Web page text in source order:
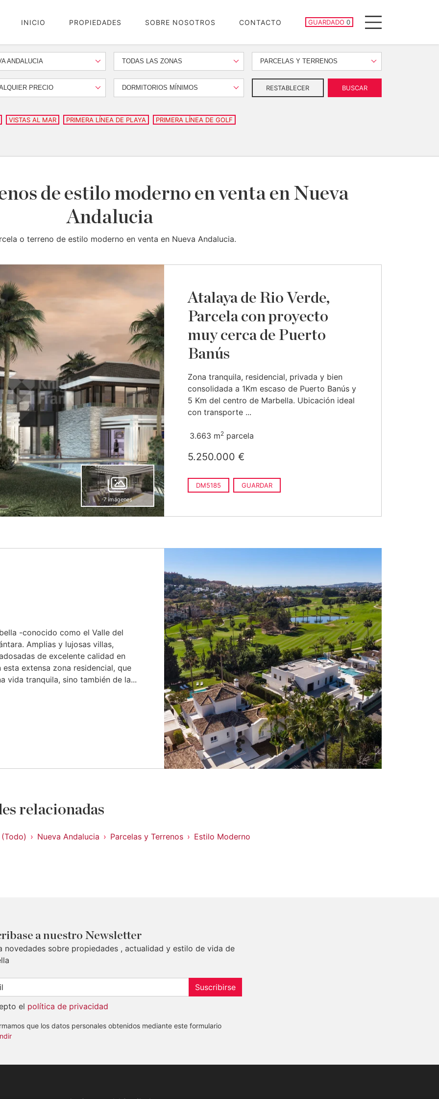
INICIO PROPIEDADES SOBRE NOSOTROS CONTACTO GUARDADO 0
PROPIEDADES GUARDADAS
Menu
ANDALUCIA TODAS LAS ZONAS PARCELAS Y TERRENOS
PRECIO DORMITORIOS MÍNIMOS RESTABLECER BUSCAR
VISTAS AL MAR PRIMERA LÍNEA DE PLAYA PRIMERA LÍNEA DE GOLF
de estilo moderno en venta en Nueva
Andalucia
o terreno de estilo moderno en venta en Nueva Andalucia.
7 imágenes
Atalaya de Rio Verde,
Parcela con proyecto
muy cerca de Puerto
Banús
Zona tranquila, residencial, privada y bien
consolidada a 1Km escaso de Puerto Banús y
5 Km del centro de Marbella. Ubicación ideal
con transporte ...
3.663 m2 parcela
5.250.000 €
DM5185 GUARDAR
-conocido como el Valle del
Amplias y lujosas villas,
de excelente calidad en
extensa zona residencial, que
vida tranquila, sino también de la...
relacionadas
Nueva Andalucia Parcelas y Terrenos Estilo Moderno
a nuestro Newsletter
novedades sobre propiedades , actualidad y estilo de vida de
Suscribirse
el política de privacidad
que los datos personales obtenidos mediante este formulario